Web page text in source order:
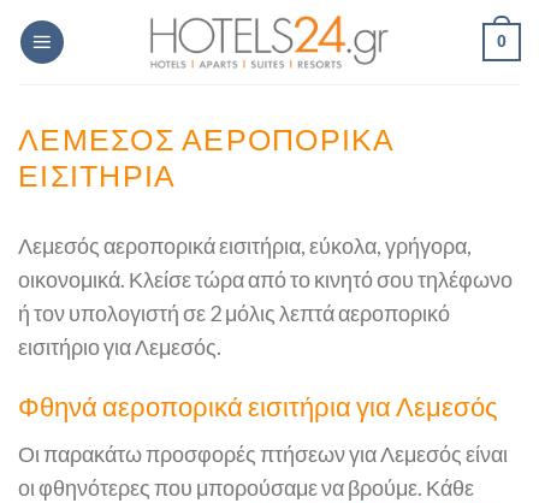
Skip
0
ΛΕΜΕΣΌΣ ΑΕΡΟΠΟΡΙΚΆ
ΕΙΣΙΤΉΡΙΑ
Λεμεσός αεροπορικά εισιτήρια, εύκολα, γρήγορα,
οικονομικά. Κλείσε τώρα από το κινητό σου τηλέφωνο
ή τον υπολογιστή σε 2 μόλις λεπτά αεροπορικό
εισιτήριο για Λεμεσός.
Φθηνά αεροπορικά εισιτήρια για Λεμεσός
Οι παρακάτω προσφορές πτήσεων για Λεμεσός είναι
οι φθηνότερες που μπορούσαμε να βρούμε. Κάθε